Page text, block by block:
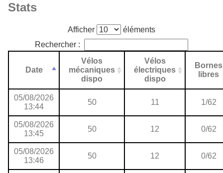
Stats
Afficher
éléments
Rechercher :
Date
Vélos
mécaniques
dispo
Vélos
électriques
dispo
Bornes
libres
05/08/2026
13:44
50 11 1/62
05/08/2026
13:45
50 12 0/62
05/08/2026
13:46
50 12 0/62